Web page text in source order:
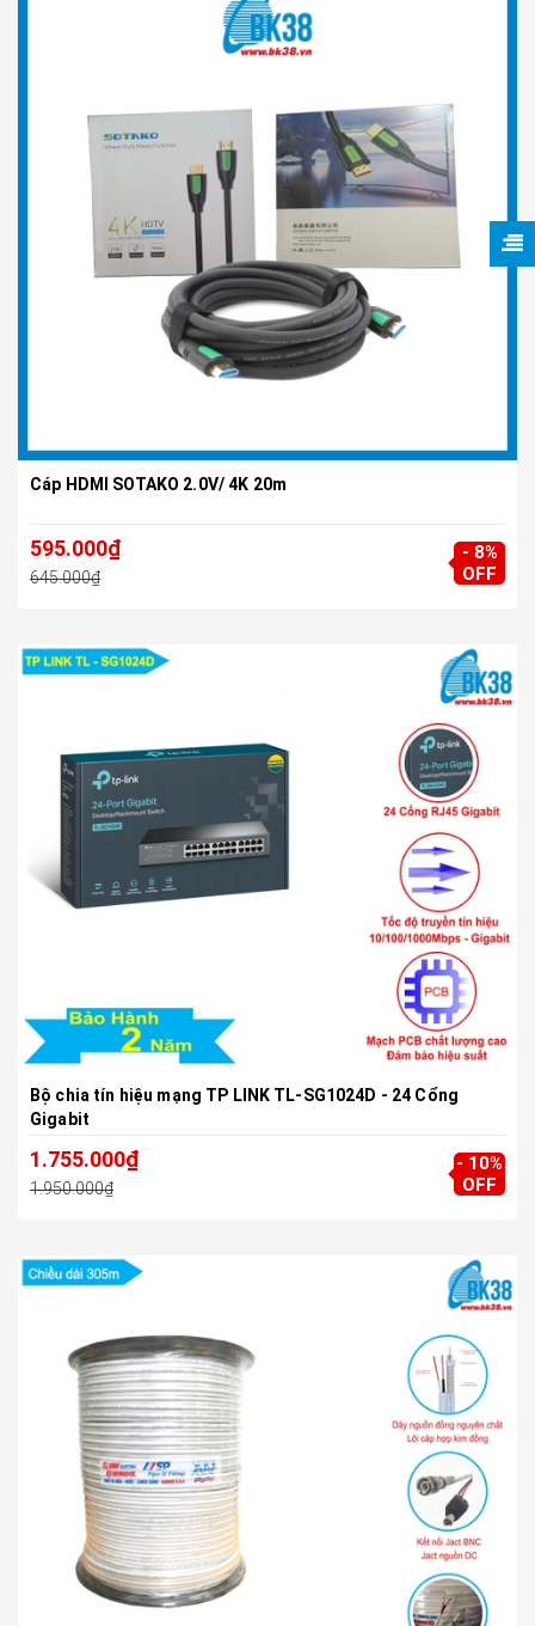
Cáp HDMI SOTAKO 2.0V/ 4K 20m
595.000₫
645.000₫
- 8%
OFF
Bộ chia tín hiệu mạng TP LINK TL-SG1024D - 24 Cổng
Gigabit
1.755.000₫
1.950.000₫
- 10%
OFF